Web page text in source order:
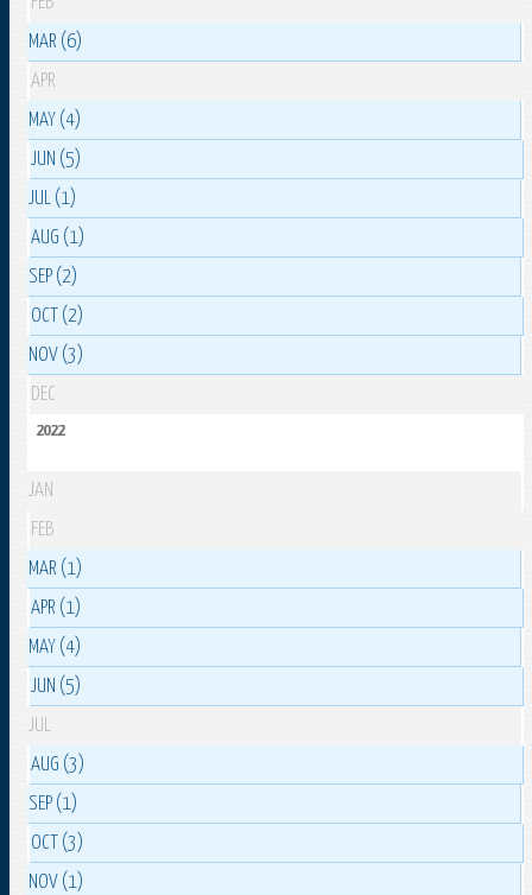
MAR (6)
APR
MAY (4)
JUN (5)
JUL (1)
AUG (1)
SEP (2)
OCT (2)
NOV (3)
DEC
2022
JAN
FEB
MAR (1)
APR (1)
MAY (4)
JUN (5)
JUL
AUG (3)
SEP (1)
OCT (3)
NOV (1)